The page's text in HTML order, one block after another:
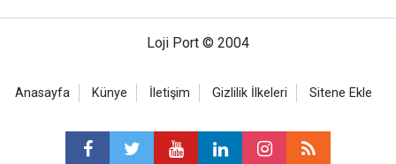
Loji Port © 2004
Anasayfa Künye İletişim Gizlilik İlkeleri Sitene Ekle